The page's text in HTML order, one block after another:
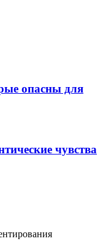
опасны для
чувства